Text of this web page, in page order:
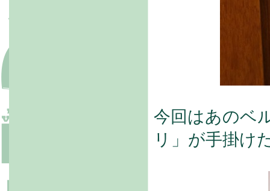
今回はあのベ
リ」が手掛け